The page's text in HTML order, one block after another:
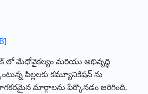
లో మేధోవైకల్యం మరియు అభివృద్ధి
పిల్లలకు కమ్యూనికేషన్ ను
మార్గాలను పేర్కొనడం జరిగింది.